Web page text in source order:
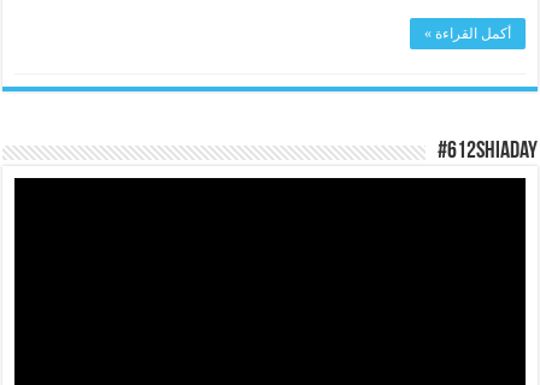
أكمل القراءة »
#612ShiaDay